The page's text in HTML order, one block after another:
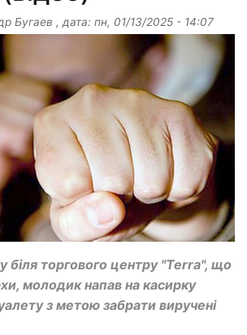
Бугаев , дата: пн, 01/13/2025 - 14:07
біля торгового центру "Terra", що
молодик напав на касирку
з метою забрати виручені